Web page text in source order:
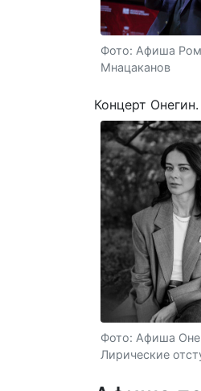
Фото: Афиша
Мнацаканов
Концерт
Фото: Афиша
Лирические